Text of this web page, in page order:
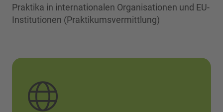
Praktika in internationalen Organisationen und EU-
Institutionen (Praktikumsvermittlung)